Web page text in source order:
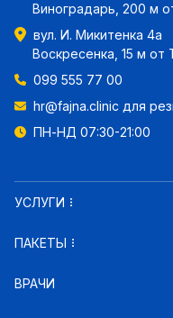
Виноградарь, 200 м
вул. И. Микитенка 4а
Воскресенка, 15 м от
099 555 77 00
hr@fajna.clinic для
ПН-НД 07:30-21:00
УСЛУГИ
ПАКЕТЫ
ВРАЧИ